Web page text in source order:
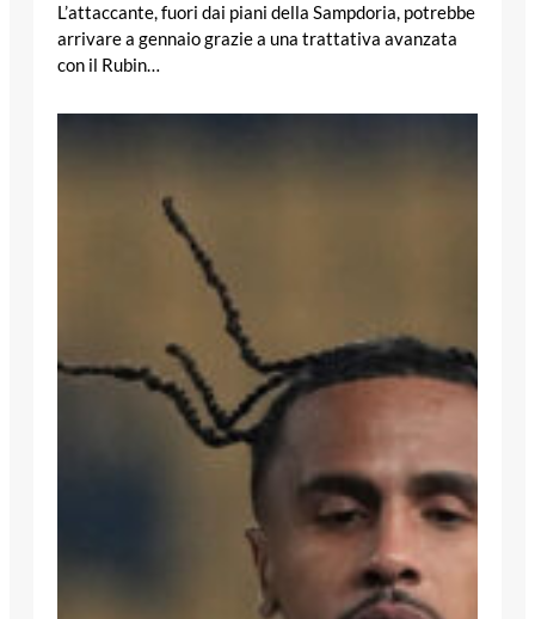
L’attaccante, fuori dai piani della Sampdoria, potrebbe
arrivare a gennaio grazie a una trattativa avanzata
con il Rubin…